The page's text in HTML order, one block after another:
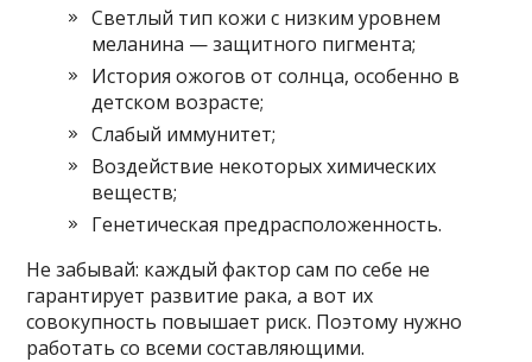
Светлый тип кожи с низким уровнем
меланина — защитного пигмента;
История ожогов от солнца, особенно в
детском возрасте;
Слабый иммунитет;
Воздействие некоторых химических
веществ;
Генетическая предрасположенность.
Не забывай: каждый фактор сам по себе не
гарантирует развитие рака, а вот их
совокупность повышает риск. Поэтому нужно
работать со всеми составляющими.